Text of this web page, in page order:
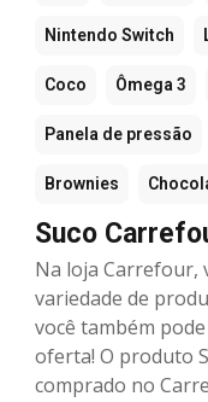
Nintendo Switch
Coco Ômega 3
Panela de pressão
Brownies
Suco
Na loja Carrefour,
variedade de
você também
oferta! O produto
comprado no